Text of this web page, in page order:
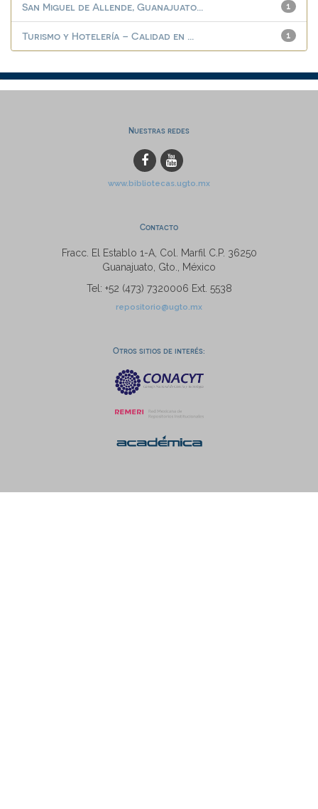
1
San Miguel de Allende, Guanajuato...
1
Turismo y Hotelería – Calidad en ...
Nuestras redes
www.bibliotecas.ugto.mx
Contacto
Fracc. El Establo 1-A, Col. Marfil C.P. 36250
Guanajuato, Gto., México
Tel: +52 (473) 7320006 Ext. 5538
repositorio@ugto.mx
Otros sitios de interés: